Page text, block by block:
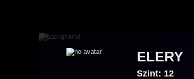
ELERY
Szint: 12